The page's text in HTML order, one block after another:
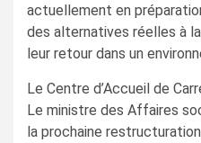
actuellement en
des alternatives réelles à
leur retour dans un
Le Centre d’Accueil de
Le ministre des Affaires
la prochaine